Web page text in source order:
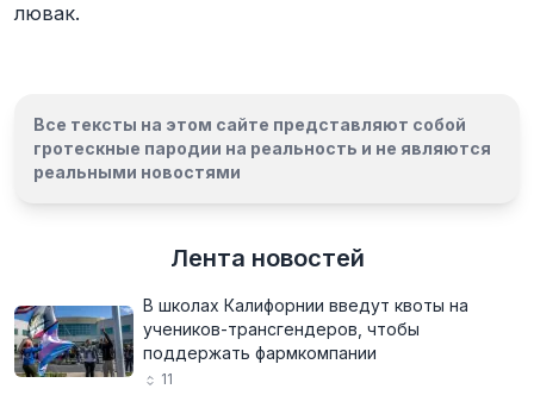
лювак.
Все тексты на этом сайте представляют собой
гротескные пародии на реальность и не являются
реальными новостями
Лента новостей
В школах Калифорнии введут квоты на
учеников-трансгендеров, чтобы
поддержать фармкомпании
11